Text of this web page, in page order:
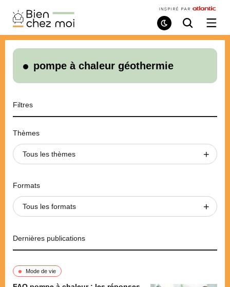
Bien
Chez
Moi
Mode
de
Recherche
/
le
pompe à chaleur géothermie
Filtres
Thèmes
Tous les thèmes
Formats
Tous les formats
Dernières publications
Mode de vie